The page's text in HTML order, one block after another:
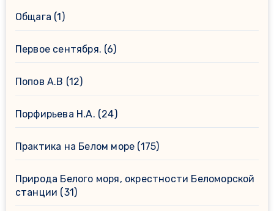
Общага (1)
Первое сентября. (6)
Попов А.В (12)
Порфирьева Н.А. (24)
Практика на Белом море (175)
Природа Белого моря, окрестности Беломорской
станции (31)